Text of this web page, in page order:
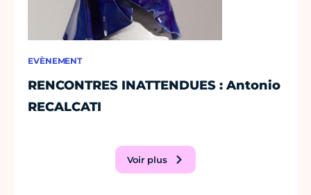
EVÈNEMENT
RENCONTRES INATTENDUES : Antonio
RECALCATI
Voir plus